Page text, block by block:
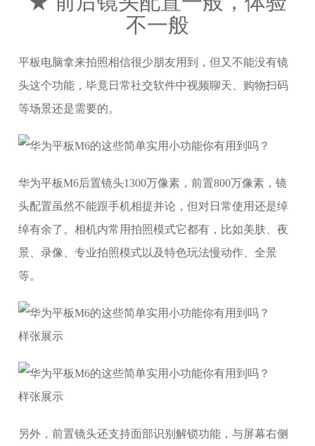
不一般
平板电脑拿来拍照相信很少朋友用到，但又不能没有镜
头这个功能，毕竟日常社交软件中视频聊天、购物扫码
等场景还是需要的。
华为平板M6后置镜头1300万像素，前置800万像素，镜
头配置虽然不能跟手机相提并论，但对日常使用还是绰
绰有余了。相机内常用拍照模式它都有，比如美肤、夜
景、录像、专业拍照模式以及特色玩法慢动作、全景
等。
样张展示
样张展示
另外，前置镜头还支持面部识别解锁功能，与屏幕右侧